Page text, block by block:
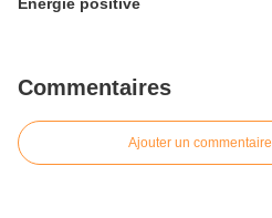
Commentaires
Ajouter un commentaire